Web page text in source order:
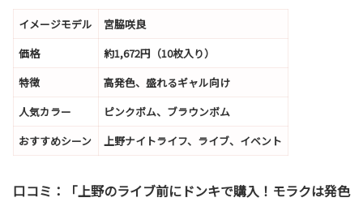
イメージモデル
宮脇咲良
価格
約1,672円（10枚入り）
特徴
高発色、盛れるギャル向け
人気カラー
ピンクボム、ブラウンボム
おすすめシーン
上野ナイトライフ、ライブ、イベント
口コミ：
「上野のライブ前にドンキで購入！モラクは発色